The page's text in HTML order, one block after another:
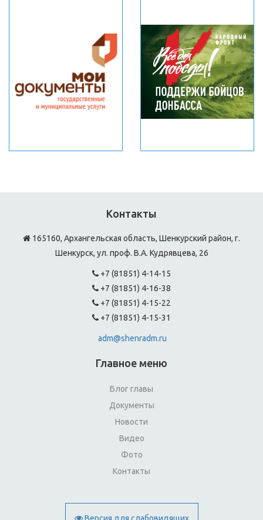
Контакты
165160, Архангельская область, Шенкурский район, г.
Шенкурск, ул. проф. В.А. Кудрявцева, 26
+7 (81851) 4-14-15
+7 (81851) 4-16-38
+7 (81851) 4-15-22
+7 (81851) 4-15-31
adm@shenradm.ru
Главное меню
Блог главы
Документы
Новости
Видео
Фото
Контакты